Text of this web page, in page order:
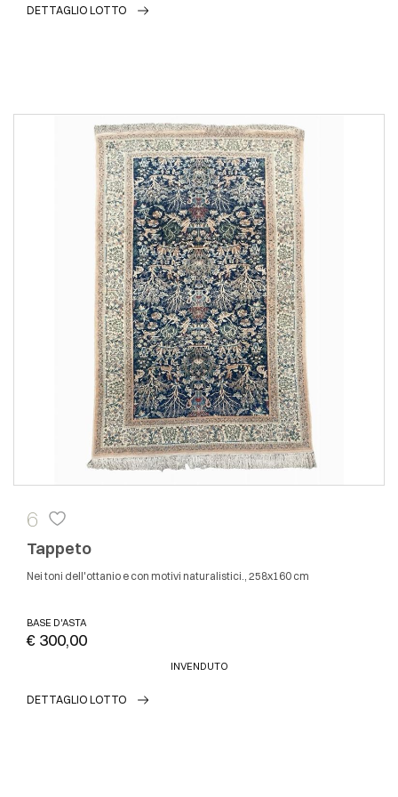
DETTAGLIO LOTTO
6
Tappeto
Nei toni dell'ottanio e con motivi naturalistici., 258x160 cm
BASE D'ASTA
€ 300,00
INVENDUTO
DETTAGLIO LOTTO